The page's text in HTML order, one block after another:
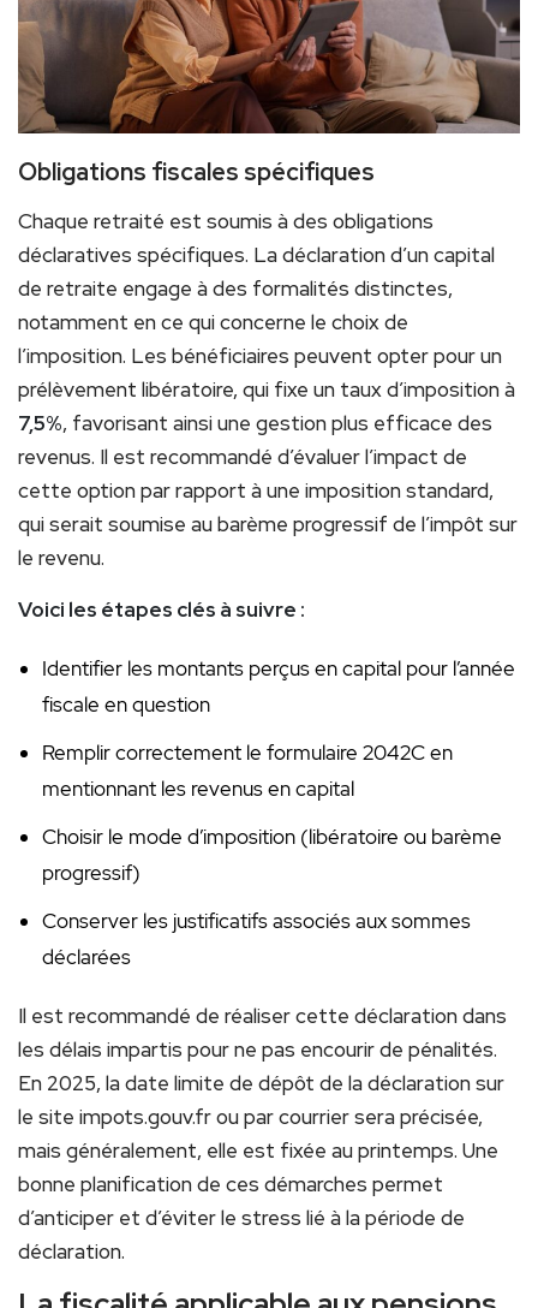
Obligations fiscales spécifiques
Chaque retraité est soumis à des obligations
déclaratives spécifiques. La déclaration d’un capital
de retraite engage à des formalités distinctes,
notamment en ce qui concerne le choix de
l’imposition. Les bénéficiaires peuvent opter pour un
prélèvement libératoire, qui fixe un taux d’imposition à
7,5%, favorisant ainsi une gestion plus efficace des
revenus. Il est recommandé d’évaluer l’impact de
cette option par rapport à une imposition standard,
qui serait soumise au barème progressif de l’impôt sur
le revenu.
Voici les étapes clés à suivre :
Identifier les montants perçus en capital pour l’année
fiscale en question
Remplir correctement le formulaire 2042C en
mentionnant les revenus en capital
Choisir le mode d’imposition (libératoire ou barème
progressif)
Conserver les justificatifs associés aux sommes
déclarées
Il est recommandé de réaliser cette déclaration dans
les délais impartis pour ne pas encourir de pénalités.
En 2025, la date limite de dépôt de la déclaration sur
le site impots.gouv.fr ou par courrier sera précisée,
mais généralement, elle est fixée au printemps. Une
bonne planification de ces démarches permet
d’anticiper et d’éviter le stress lié à la période de
déclaration.